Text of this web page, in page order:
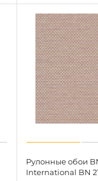
Рулонные обои
International BN